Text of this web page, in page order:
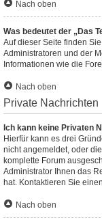
Nach oben
Was bedeutet der „Das
Auf dieser Seite finden
Administratoren und der
Informationen wie die
Nach oben
Private Nachrichten
Ich kann keine Privaten
Hierfür kann es drei
nicht angemeldet, oder
komplette Forum
Administrator Ihnen das
hat. Kontaktieren Sie
Nach oben